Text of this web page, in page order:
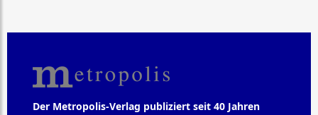
Der Metropolis-Verlag publiziert seit 40 Jahren